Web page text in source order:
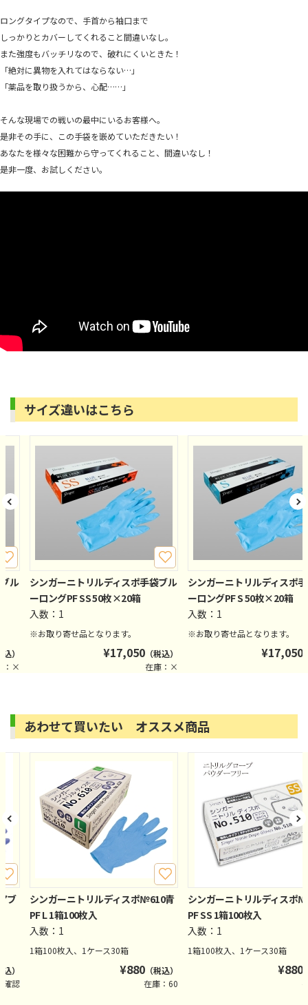
ロングタイプなので、手首から袖口まで
しっかりとカバーしてくれること間違いなし。
また強度もバッチリなので、破れにくいときた！
「絶対に異物を入れてはならない…」
「薬品を取り扱うから、心配……」
そんな現場での戦いの最中にいるお客様へ。
是非その手に、この手袋を嵌めていただきたい！
あなたを様々な困難から守ってくれること、間違いなし！
是非一度、お試しください。
サイズ違いはこちら
ル
）
：×
シンガーニトリルディスポ手袋ブル
ーロングPF SS 50枚×20箱
入数：1
※お取り寄せ品となります。
¥17,050 （税込）
在庫：×
シンガーニトリルディスポ
ーロングPF S 50枚×20箱
入数：1
※お取り寄せ品となります。
¥17,050
あわせて買いたい オススメ商品
ブ
）
確認
シンガーニトリルディスポ№610青
PF L 1箱100枚入
入数：1
1箱100枚入、1ケース30箱
¥880 （税込）
在庫：60
シンガーニトリルディスポ
PF SS 1箱100枚入
入数：1
1箱100枚入、1ケース30箱
¥880